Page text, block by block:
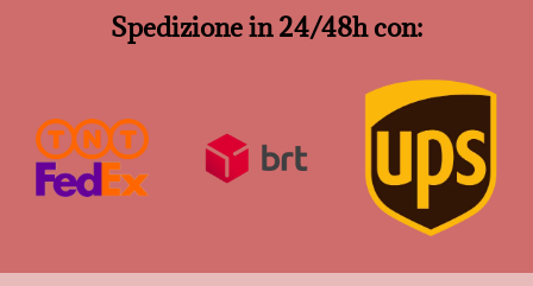
Spedizione in 24/48h con: